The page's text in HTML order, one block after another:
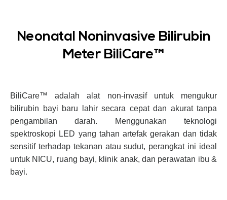
Neonatal Noninvasive Bilirubin
Meter BiliCare™
BiliCare™ adalah alat non-invasif untuk mengukur
bilirubin bayi baru lahir secara cepat dan akurat tanpa
pengambilan darah. Menggunakan teknologi
spektroskopi LED yang tahan artefak gerakan dan tidak
sensitif terhadap tekanan atau sudut, perangkat ini ideal
untuk NICU, ruang bayi, klinik anak, dan perawatan ibu &
bayi.